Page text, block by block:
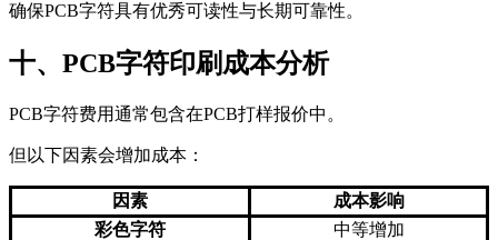
确保PCB字符具有优秀可读性与长期可靠性。
十、PCB字符印刷成本分析
PCB字符费用通常包含在PCB打样报价中。
但以下因素会增加成本：
因素
成本影响
彩色字符
中等增加